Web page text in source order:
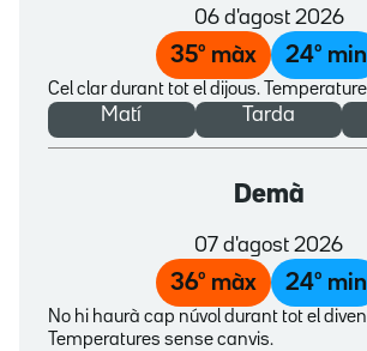
06 d'agost 2026
35º màx 24º min
Cel clar durant tot el dijous.
Matí Tarda
Demà
07 d'agost 2026
36º màx 24º min
No hi haurà cap núvol durant tot el
Temperatures sense canvis.